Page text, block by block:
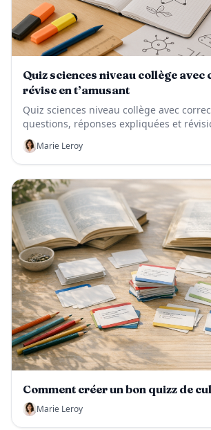
Quiz sciences niveau collège avec
révise en t’amusant
Quiz sciences niveau collège avec
questions, réponses expliquées et
SVT, physique-chimie et technologie.
Marie Leroy
Comment créer un bon quizz de
Marie Leroy